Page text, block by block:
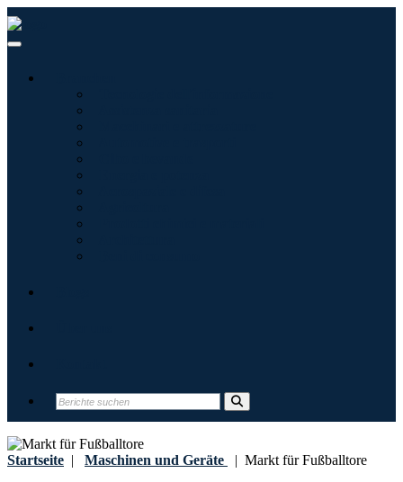
Startseite | Maschinen und Geräte | Markt für Fußballtore